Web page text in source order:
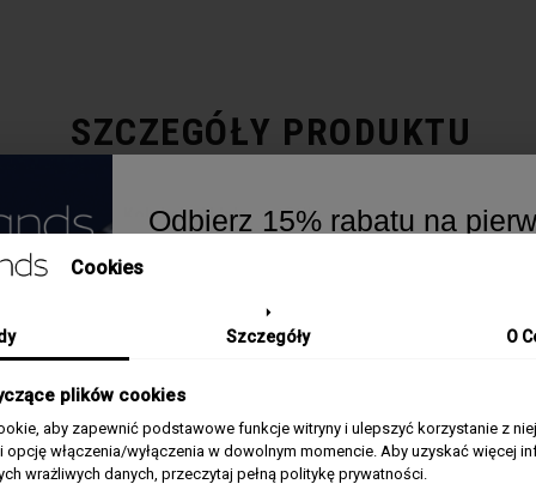
SZCZEGÓŁY PRODUKTU
Kolekcja / Linia Stile
Materiał Koperty Stal szlachetna PVD
Pasek/Bransoleta
Rozmiar Koperty 45mm
Cookies
Szczegóły O
plików cookies
aby zapewnić podstawowe funkcje witryny i ulepszyć korzystanie z
opcję włączenia/wyłączenia w dowolnym momencie. Aby uzyskać więcej
wrażliwych danych, przeczytaj pełną politykę prywatności.
Odbierz 15% rabatu na
Zapisz się do bezpłatnego Newslettera i
naszych promocjach i nowościach ze świata
ZgodaAkceptuję regulamin i wyrażam zgodę na
powyższych danych osobowych w celu
Newslettera.